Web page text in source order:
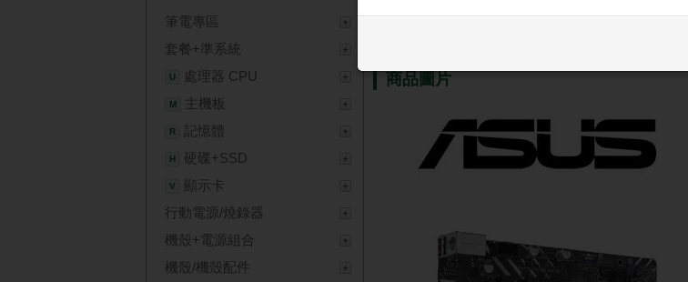
筆電專區
套餐+準系統
U 處理器 CPU
M 主機板
R 記憶體
H 硬碟+SSD
V
顯示卡
行動電源/燒錄器
機殼+電源組合
機殼/機殼配件
商品圖片